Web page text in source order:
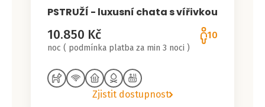
PSTRUŽÍ - luxusní chata s vířivkou
10.850 Kč
noc ( podmínka platba za min 3 noci )
10
Zjistit dostupnost